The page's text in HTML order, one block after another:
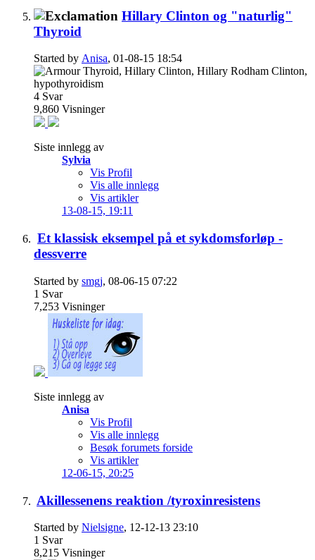
Hillary Clinton og "naturlig"
Thyroid
Started by Anisa, 01-08-15 18:54
4 Svar
9,860 Visninger
Siste innlegg av
Sylvia
Vis Profil
Vis alle innlegg
Vis artikler
13-08-15, 19:11
Et klassisk eksempel på et sykdomsforløp -
dessverre
Started by smgj, 08-06-15 07:22
1 Svar
7,253 Visninger
Siste innlegg av
Anisa
Vis Profil
Vis alle innlegg
Besøk forumets forside
Vis artikler
12-06-15, 20:25
Akillessenens reaktion /tyroxinresistens
Started by Nielsigne, 12-12-13 23:10
1 Svar
8,215 Visninger